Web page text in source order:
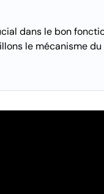
dans le bon
le mécanisme